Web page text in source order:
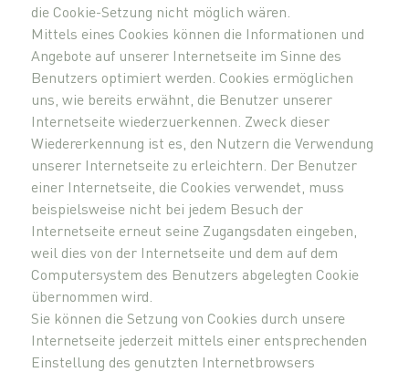
die Cookie-Setzung nicht möglich wären.
Mittels eines Cookies können die Informationen und
Angebote auf unserer Internetseite im Sinne des
Benutzers optimiert werden. Cookies ermöglichen
uns, wie bereits erwähnt, die Benutzer unserer
Internetseite wiederzuerkennen. Zweck dieser
Wiedererkennung ist es, den Nutzern die Verwendung
unserer Internetseite zu erleichtern. Der Benutzer
einer Internetseite, die Cookies verwendet, muss
beispielsweise nicht bei jedem Besuch der
Internetseite erneut seine Zugangsdaten eingeben,
weil dies von der Internetseite und dem auf dem
Computersystem des Benutzers abgelegten Cookie
übernommen wird.
Sie können die Setzung von Cookies durch unsere
Internetseite jederzeit mittels einer entsprechenden
Einstellung des genutzten Internetbrowsers